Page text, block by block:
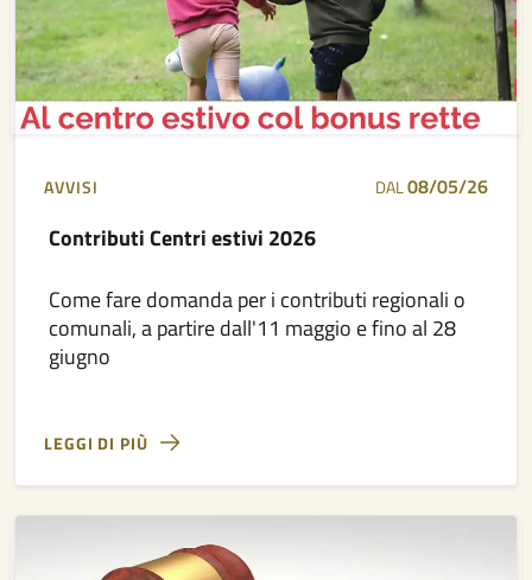
AVVISI DAL08/05/26
Contributi Centri estivi 2026
Come fare domanda per i contributi regionali o
comunali, a partire dall'11 maggio e fino al 28
giugno
LEGGI DI PIÙ